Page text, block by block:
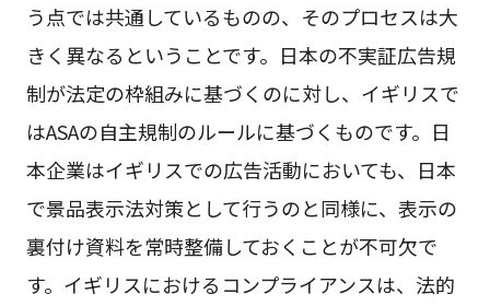
う点では共通しているものの、そのプロセスは大
きく異なるということです。日本の不実証広告規
制が法定の枠組みに基づくのに対し、イギリスで
はASAの自主規制のルールに基づくものです。日
本企業はイギリスでの広告活動においても、日本
で景品表示法対策として行うのと同様に、表示の
裏付け資料を常時整備しておくことが不可欠で
す。イギリスにおけるコンプライアンスは、法的